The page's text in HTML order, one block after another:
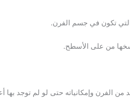
تكون في جسم الفرن.
من على الأسطح.
الفرن وإمكانياته حتى لو لم توجد